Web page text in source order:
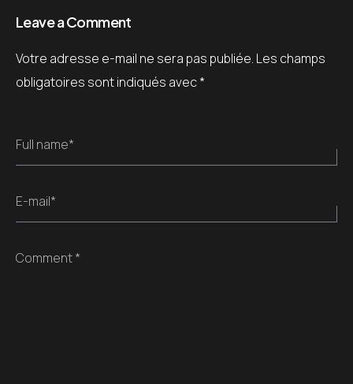
Leave a Comment
Votre adresse e-mail ne sera pas publiée. Les champs
obligatoires sont indiqués avec*
Full name*
E-mail*
Comment *